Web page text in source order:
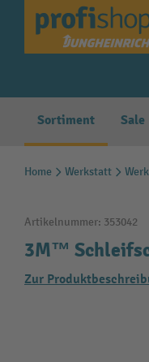
Zur
Sortiment Sale
Home Werkstatt
Artikelnummer: 353042
3M™
Zur